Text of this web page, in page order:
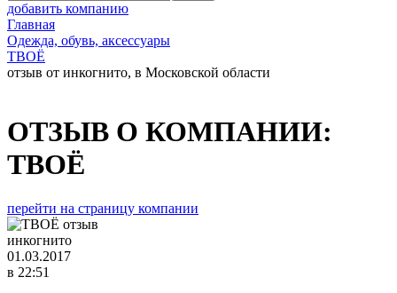
добавить компанию
Главная
Одежда, обувь, аксессуары
ТВОЁ
отзыв от инкогнито, в Московской области
ОТЗЫВ О КОМПАНИИ:
ТВОЁ
перейти на страницу компании
инкогнито
01.03.2017
в 22:51